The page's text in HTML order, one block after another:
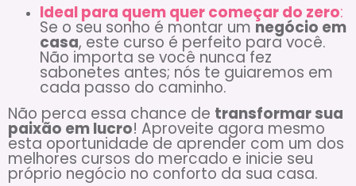
Ideal para quem quer começar do zero:
Se o seu sonho é montar um negócio em
casa, este curso é perfeito para você.
Não importa se você nunca fez
sabonetes antes; nós te guiaremos em
cada passo do caminho.
Não perca essa chance de transformar sua
paixão em lucro! Aproveite agora mesmo
esta oportunidade de aprender com um dos
melhores cursos do mercado e inicie seu
próprio negócio no conforto da sua casa.